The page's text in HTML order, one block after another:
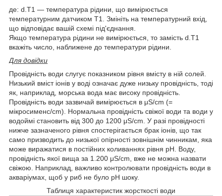
де: d.T1 — температура рідини, що вимірюється
температурним датчиком T1. Змініть на температурний вхід,
що відповідає вашій схемі під'єднання.
Якщо температура рідини не вимірюється, то замість d.T1
вкажіть число, наближене до температури рідини.
Для довідки
Провідність води слугує показником рівня вмісту в ній солей.
Низький вміст іонів у воді означає дуже низьку провідність, тоді
як, наприклад, морська вода має високу провідність.
Провідність води зазвичай вимірюється в μS/cm (=
мікросименс/cm). Нормальна провідність свіжої води та води у
водоймі становить від 300 до 1200 μS/cm. У разі провідності
нижче зазначеного рівня спостерігається брак іонів, що так
само призводить до низької опірності зовнішнім чинникам, яка
може виражатися в постійних коливаннях рівня pH. Воду,
провідність якої вища за 1.200 μS/cm, вже не можна назвати
свіжою. Наприклад, важливо контролювати провідність води в
акваріумах, щоб у риб не було pH шоку.
Таблиця характеристик жорсткості води